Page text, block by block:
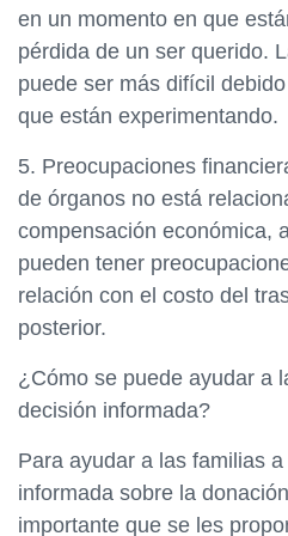
en un momento en que
pérdida de un ser querido.
puede ser más difícil
que están experimentando.
5. Preocupaciones
de órganos no está
compensación económica,
pueden tener
relación con el costo del
posterior.
¿Cómo se puede ayudar a
decisión informada?
Para ayudar a las familias
informada sobre la
importante que se les